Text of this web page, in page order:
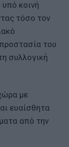
κοινή
τόσο τον
του
συλλογική
με
ευαίσθητα
από την